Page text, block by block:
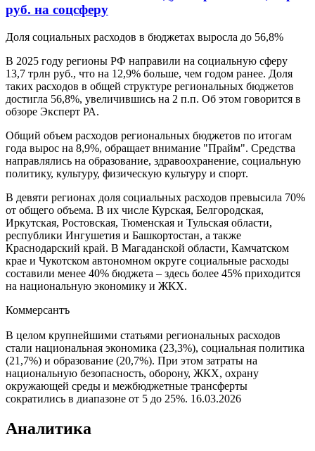
руб. на соцсферу
Доля социальных расходов в бюджетах выросла до 56,8%
В 2025 году регионы РФ направили на социальную сферу
13,7 трлн руб., что на 12,9% больше, чем годом ранее. Доля
таких расходов в общей структуре региональных бюджетов
достигла 56,8%, увеличившись на 2 п.п. Об этом говорится в
обзоре Эксперт РА.
Общий объем расходов региональных бюджетов по итогам
года вырос на 8,9%, обращает внимание "Прайм". Средства
направлялись на образование, здравоохранение, социальную
политику, культуру, физическую культуру и спорт.
В девяти регионах доля социальных расходов превысила 70%
от общего объема. В их числе Курская, Белгородская,
Иркутская, Ростовская, Тюменская и Тульская области,
республики Ингушетия и Башкортостан, а также
Краснодарский край. В Магаданской области, Камчатском
крае и Чукотском автономном округе социальные расходы
составили менее 40% бюджета – здесь более 45% приходится
на национальную экономику и ЖКХ.
Коммерсантъ
В целом крупнейшими статьями региональных расходов
стали национальная экономика (23,3%), социальная политика
(21,7%) и образование (20,7%). При этом затраты на
национальную безопасность, оборону, ЖКХ, охрану
окружающей среды и межбюджетные трансферты
сократились в диапазоне от 5 до 25%. 16.03.2026
Аналитика